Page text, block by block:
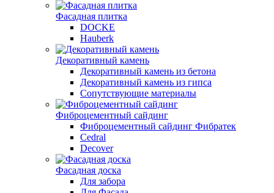
Фасадная плитка
DOCKE
Hauberk
Декоративный камень
Декоративный камень из бетона
Декоративный камень из гипса
Сопутствующие материалы
Фиброцементный сайдинг
Фиброцементный сайдинг Фибратек
Cedral
Decover
Фасадная доска
Для забора